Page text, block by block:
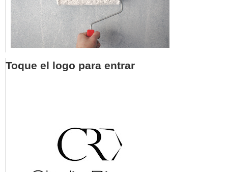
Toque el logo para entrar